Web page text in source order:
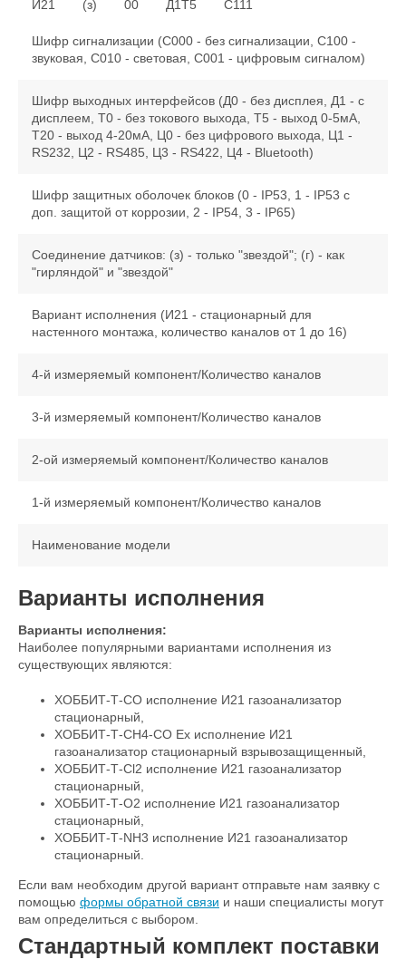
И21 (з) 00 Д1Т5 С111
Шифр сигнализации (С000 - без сигнализации, С100 -
звуковая, С010 - световая, С001 - цифровым сигналом)
Шифр выходных интерфейсов (Д0 - без дисплея, Д1 - с
дисплеем, Т0 - без токового выхода, Т5 - выход 0-5мА,
Т20 - выход 4-20мА, Ц0 - без цифрового выхода, Ц1 -
RS232, Ц2 - RS485, Ц3 - RS422, Ц4 - Bluetooth)
Шифр защитных оболочек блоков (0 - IP53, 1 - IP53 с
доп. защитой от коррозии, 2 - IP54, 3 - IP65)
Соединение датчиков: (з) - только "звездой"; (г) - как
"гирляндой" и "звездой"
Вариант исполнения (И21 - стационарный для
настенного монтажа, количество каналов от 1 до 16)
4-й измеряемый компонент/Количество каналов
3-й измеряемый компонент/Количество каналов
2-ой измеряемый компонент/Количество каналов
1-й измеряемый компонент/Количество каналов
Наименование модели
Варианты исполнения
Варианты исполнения:
Наиболее популярными вариантами исполнения из
существующих являются:
ХОББИТ-Т-CO исполнение И21 газоанализатор
стационарный,
ХОББИТ-Т-CH4-CO Ex исполнение И21
газоанализатор стационарный взрывозащищенный,
ХОББИТ-Т-Cl2 исполнение И21 газоанализатор
стационарный,
ХОББИТ-Т-O2 исполнение И21 газоанализатор
стационарный,
ХОББИТ-Т-NH3 исполнение И21 газоанализатор
стационарный.
Если вам необходим другой вариант отправьте нам заявку с
помощью формы обратной связи и наши специалисты могут
вам определиться с выбором.
Стандартный комплект поставки